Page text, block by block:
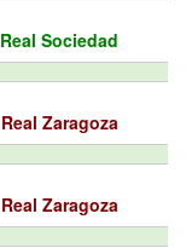
Real Sociedad
Real Zaragoza
Real Zaragoza